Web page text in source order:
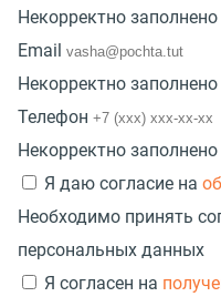
Некорректно
Email
Некорректно
Телефон
Некорректно
Я даю согласие на
Необходимо принять
персональных данных
Я согласен на